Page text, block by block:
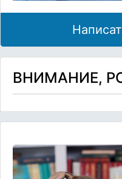
ВНИМАНИЕ,